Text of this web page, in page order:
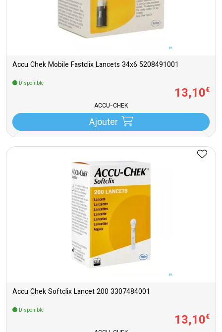
Accu Chek Mobile Fastclix Lancets 34x6 5208491001
Disponible
13,10€
ACCU-CHEK
Ajouter
Accu Chek Softclix Lancet 200 3307484001
Disponible
13,10€